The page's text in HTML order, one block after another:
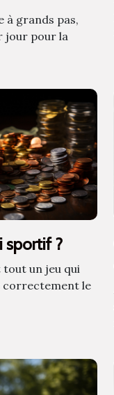
à grands pas,
jour pour la
sportif ?
un jeu qui
correctement le